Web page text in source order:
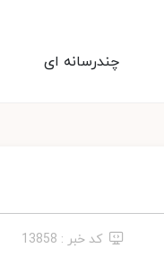
چندرسانه ای
کد خبر : 13858